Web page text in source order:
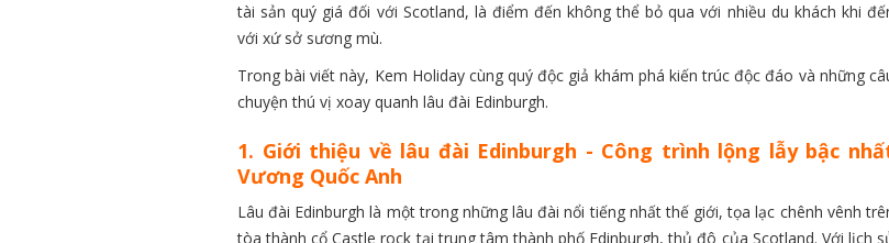
tài sản quý giá đối với Scotland, là điểm đến không thể bỏ qua với nhiều du khách khi
với xứ sở sương mù.
Trong bài viết này, Kem Holiday cùng quý độc giả khám phá kiến trúc độc đáo và những
chuyện thú vị xoay quanh lâu đài Edinburgh.
1. Giới thiệu về lâu đài Edinburgh - Công trình lộng lẫy bậc
Vương Quốc Anh
Lâu đài Edinburgh là một trong những lâu đài nổi tiếng nhất thế giới, tọa lạc chênh vênh
tòa thành cổ Castle rock tại trung tâm thành phố Edinburgh, thủ đô của Scotland. Với lịch